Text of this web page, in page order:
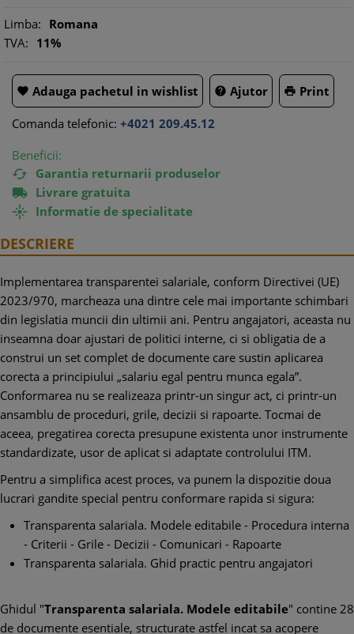
Limba: Romana
TVA: 11%
 Adauga pachetul in wishlist  Ajutor  Print
Comanda telefonic: +4021 209.45.12
Beneficii:
 Garantia returnarii produselor
 Livrare gratuita
 Informatie de specialitate
DESCRIERE
Implementarea transparentei salariale, conform Directivei (UE)
2023/970, marcheaza una dintre cele mai importante schimbari
din legislatia muncii din ultimii ani. Pentru angajatori, aceasta nu
inseamna doar ajustari de politici interne, ci si obligatia de a
construi un set complet de documente care sustin aplicarea
corecta a principiului „salariu egal pentru munca egala”.
Conformarea nu se realizeaza printr-un singur act, ci printr-un
ansamblu de proceduri, grile, decizii si rapoarte. Tocmai de
aceea, pregatirea corecta presupune existenta unor instrumente
standardizate, usor de aplicat si adaptate controlului ITM.
Pentru a simplifica acest proces, va punem la dispozitie doua
lucrari gandite special pentru conformare rapida si sigura:
Transparenta salariala. Modele editabile - Procedura interna
- Criterii - Grile - Decizii - Comunicari - Rapoarte
Transparenta salariala. Ghid practic pentru angajatori
Ghidul "Transparenta salariala. Modele editabile" contine 28
de documente esentiale, structurate astfel incat sa acopere